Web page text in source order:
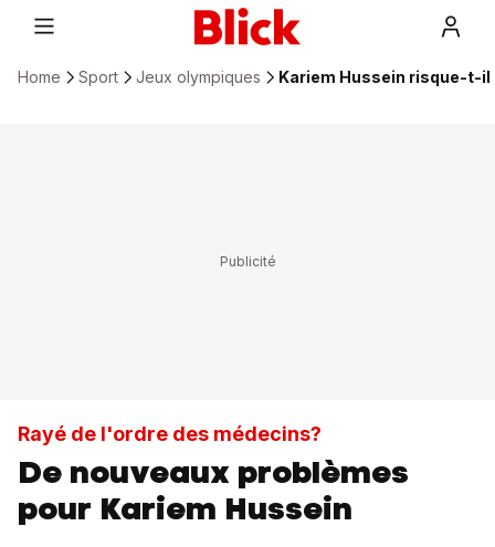
Home Sport Jeux olympiques Kariem Hussein risque-t-il
Rayé de l'ordre des médecins?
De nouveaux problèmes
pour Kariem Hussein